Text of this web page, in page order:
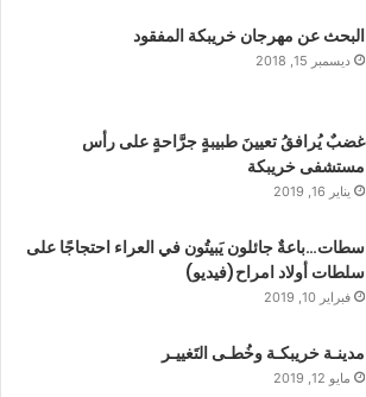
البحث عن مهرجان خريبكة المفقود
ديسمبر 15, 2018
غضبٌ يُرافقُ تعيينَ طبيبةٍ جرَّاحةٍ على رأس
مستشفى خريبكة
يناير 16, 2019
سطات…باعةٌ جائلون يَبيتُون في العراء احتجاجًا على
سلطات أولاد امراح(فيديو)
فبراير 10, 2019
مدينـة خريبكـة وخُطـى التَغييـر
مايو 12, 2019